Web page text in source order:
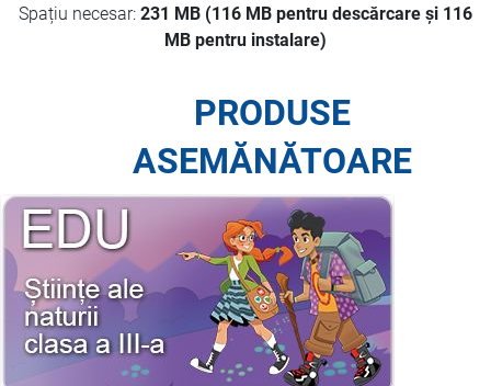
Spațiu necesar: 231 MB (116 MB pentru descărcare și 116
MB pentru instalare)
PRODUSE
ASEMĂNĂTOARE